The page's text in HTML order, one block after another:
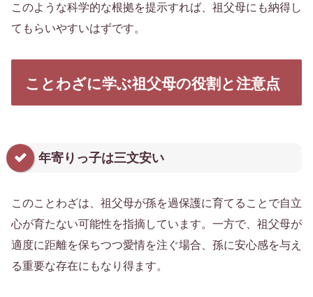
このような科学的な根拠を提示すれば、祖父母にも納得し
てもらいやすいはずです。
ことわざに学ぶ祖父母の役割と注意点
年寄りっ子は三文安い
このことわざは、祖父母が孫を過保護に育てることで自立
心が育たない可能性を指摘しています。一方で、祖父母が
適度に距離を保ちつつ愛情を注ぐ場合、孫に安心感を与え
る重要な存在にもなり得ます。